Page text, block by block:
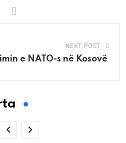
NEXT POST
e NATO-s në Kosovë